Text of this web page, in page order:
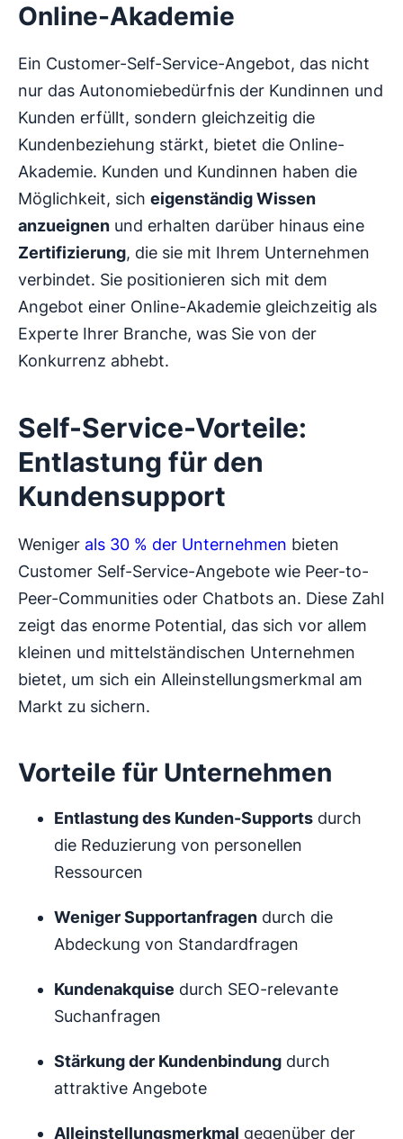
Online-Akademie
Ein Customer-Self-Service-Angebot, das nicht
nur das Autonomiebedürfnis der Kundinnen und
Kunden erfüllt, sondern gleichzeitig die
Kundenbeziehung stärkt, bietet die Online-
Akademie. Kunden und Kundinnen haben die
Möglichkeit, sich eigenständig Wissen
anzueignen und erhalten darüber hinaus eine
Zertifizierung, die sie mit Ihrem Unternehmen
verbindet. Sie positionieren sich mit dem
Angebot einer Online-Akademie gleichzeitig als
Experte Ihrer Branche, was Sie von der
Konkurrenz abhebt.
Self-Service-Vorteile:
Entlastung für den
Kundensupport
Weniger als 30 % der Unternehmen bieten
Customer Self-Service-Angebote wie Peer-to-
Peer-Communities oder Chatbots an. Diese Zahl
zeigt das enorme Potential, das sich vor allem
kleinen und mittelständischen Unternehmen
bietet, um sich ein Alleinstellungsmerkmal am
Markt zu sichern.
Vorteile für Unternehmen
Entlastung des Kunden-Supports durch
die Reduzierung von personellen
Ressourcen
Weniger Supportanfragen durch die
Abdeckung von Standardfragen
Kundenakquise durch SEO-relevante
Suchanfragen
Stärkung der Kundenbindung durch
attraktive Angebote
Alleinstellungsmerkmal gegenüber der